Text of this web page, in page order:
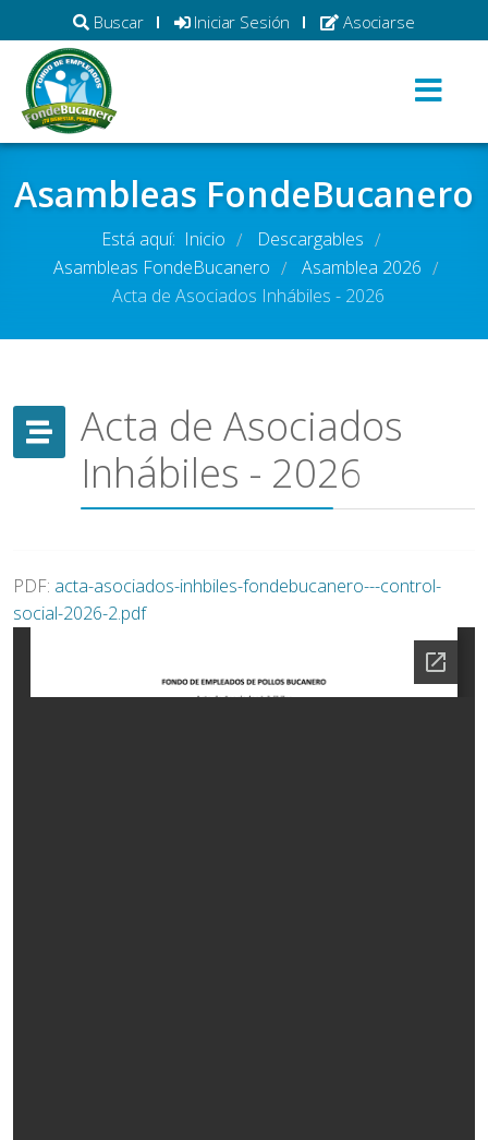
Buscar Iniciar Sesión Asociarse
Asambleas FondeBucanero
Está aquí: Inicio / Descargables /
Asambleas FondeBucanero / Asamblea 2026 /
Acta de Asociados Inhábiles - 2026
Acta de Asociados
Inhábiles - 2026
PDF: acta-asociados-inhbiles-fondebucanero---control-
social-2026-2.pdf